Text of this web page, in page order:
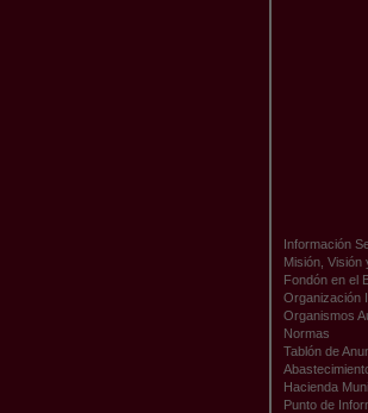
Información
Misión, Visión
Fondón en el
Organización
Organismos
Normas
Tablón de
Hacienda
Punto de